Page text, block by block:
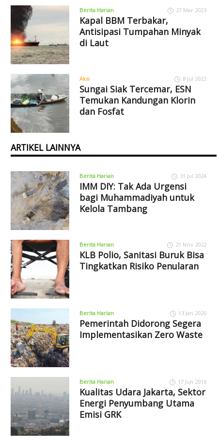
Berita Harian 27 Mar 2023
Kapal BBM Terbakar,
Antisipasi Tumpahan Minyak
di Laut
Aksi 8 Jul 2022
Sungai Siak Tercemar, ESN
Temukan Kandungan Klorin
dan Fosfat
ARTIKEL LAINNYA
Berita Harian 31 Jul 2024
IMM DIY: Tak Ada Urgensi
bagi Muhammadiyah untuk
Kelola Tambang
Berita Harian 21 Nov 2022
KLB Polio, Sanitasi Buruk Bisa
Tingkatkan Risiko Penularan
Berita Harian 13 Jan 2020
Pemerintah Didorong Segera
Implementasikan Zero Waste
Berita Harian 17 Jun 2018
Kualitas Udara Jakarta, Sektor
Energi Penyumbang Utama
Emisi GRK